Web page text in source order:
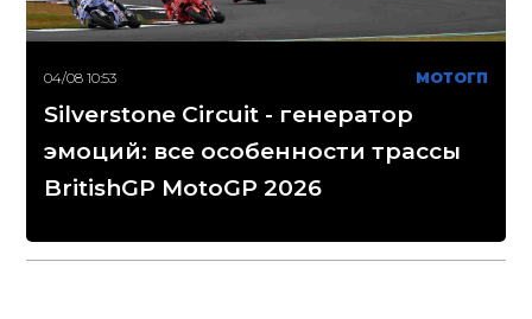
04/08 10:53 МОТОГП
Silverstone Circuit - генератор
эмоций: все особенности трассы
BritishGP MotoGP 2026